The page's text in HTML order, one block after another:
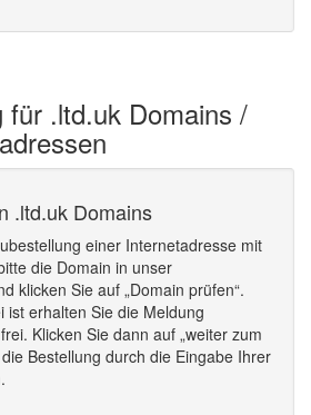
für .ltd.uk Domains /
.ltd.uk Domains
einer Internetadresse mit
die Domain in unser
klicken Sie auf „Domain prüfen“.
ist erhalten Sie die Meldung
Klicken Sie dann auf „weiter zum
Bestellung durch die Eingabe Ihrer